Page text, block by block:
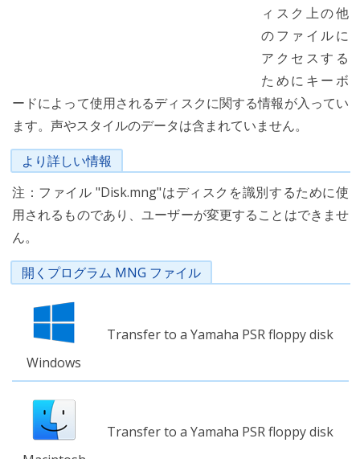
ィスク上の他
のファイルに
アクセスする
ためにキーボ
ードによって使用されるディスクに関する情報が入ってい
ます。声やスタイルのデータは含まれていません。
より詳しい情報
注：ファイル "Disk.mng"はディスクを識別するために使
用されるものであり、ユーザーが変更することはできませ
ん。
開くプログラム MNG ファイル
Windows
Transfer to a Yamaha PSR floppy disk
Transfer to a Yamaha PSR floppy disk